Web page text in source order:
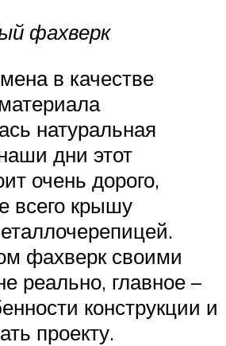
фахверк
в качестве
натуральная
дни этот
очень дорого,
всего крышу
фахверк своими
реально, главное –
конструкции и
проекту.